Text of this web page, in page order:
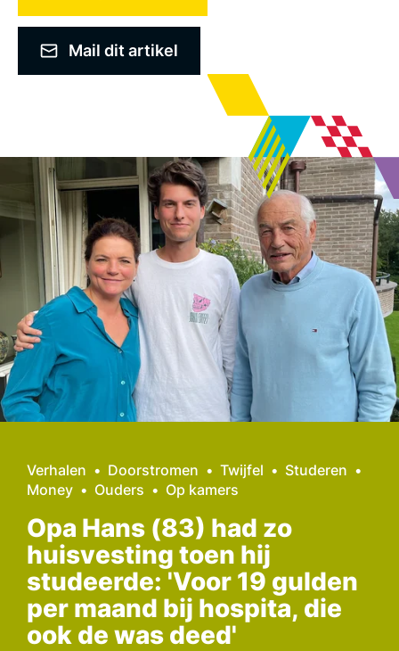
Mail dit artikel
Verhalen Doorstromen Twijfel
Studeren
Money
Ouders Op kamers
Opa Hans (83) had zo
huisvesting toen hij
studeerde: 'Voor 19 gulden
per maand bij hospita, die
ook de was deed'